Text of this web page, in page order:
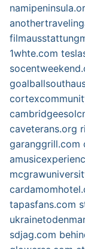
1whte.com
caveterans.org
garanggrill.com
tapasfans.com
sdjag.com